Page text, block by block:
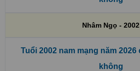
Nhâm Ngọ - 2002
Tuổi 2002 nam mạng năm
không